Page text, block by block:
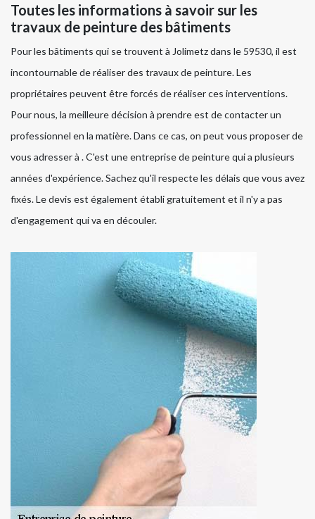
Toutes les informations à savoir sur les
travaux de peinture des bâtiments
Pour les bâtiments qui se trouvent à Jolimetz dans le 59530, il est
incontournable de réaliser des travaux de peinture. Les
propriétaires peuvent être forcés de réaliser ces interventions.
Pour nous, la meilleure décision à prendre est de contacter un
professionnel en la matière. Dans ce cas, on peut vous proposer de
vous adresser à . C'est une entreprise de peinture qui a plusieurs
années d'expérience. Sachez qu'il respecte les délais que vous avez
fixés. Le devis est également établi gratuitement et il n'y a pas
d'engagement qui va en découler.